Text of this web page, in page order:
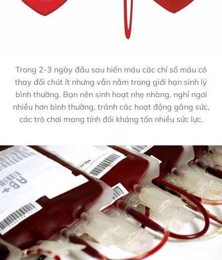
Trong 2-3 ngày đầu sau hiến máu các chỉ số máu có
thay đổi chút ít nhưng vẫn nằm trong giới hạn sinh lý
bình thường. Bạn nên sinh hoạt nhẹ nhàng, nghỉ ngơi
nhiều hơn bình thường, tránh các hoạt động gắng sức,
các trò chơi mang tính đối kháng tốn nhiều sức lực.